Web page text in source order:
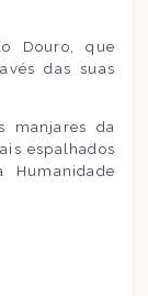
Douro, que
das suas
manjares da
espalhados
Humanidade